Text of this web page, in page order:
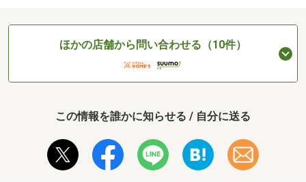
ほかの店舗から問い合わせる（10件）
この情報を誰かに知らせる / 自分に送る